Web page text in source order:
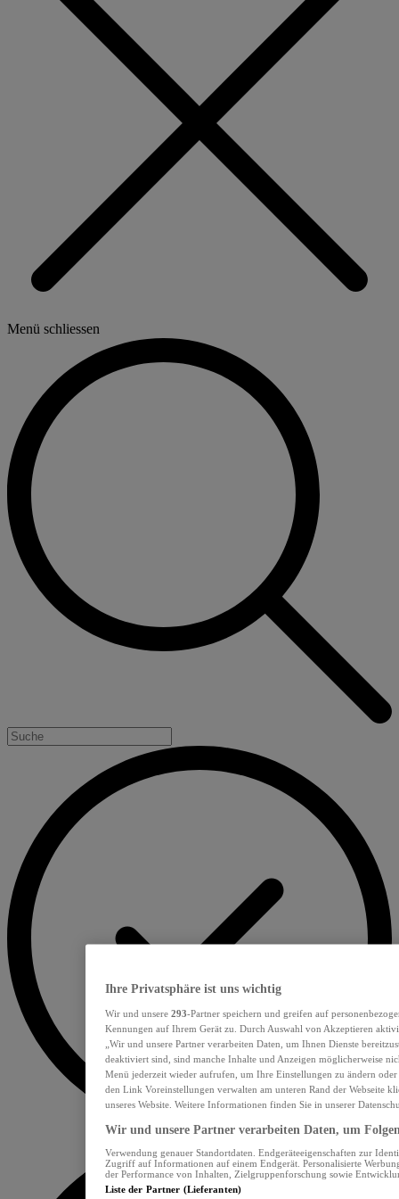
Menü schliessen
Ihre Privatsphäre ist uns wichtig
Wir und unsere 293-Partner speichern und greifen auf
Kennungen auf Ihrem Gerät zu. Durch Auswahl von Akzeptieren
„Wir und unsere Partner verarbeiten Daten, um Ihnen Dienste
deaktiviert sind, sind manche Inhalte und Anzeigen möglicherweise
Menü jederzeit wieder aufrufen, um Ihre Einstellungen zu ändern
den Link Voreinstellungen verwalten am unteren Rand der Webseite
unseres Website. Weitere Informationen finden Sie in unserer
Wir und unsere Partner verarbeiten Daten, um
Verwendung genauer Standortdaten. Endgeräteeigenschaften zur
Zugriff auf Informationen auf einem Endgerät. Personalisierte
der Performance von Inhalten, Zielgruppenforschung sowie
Liste der Partner (Lieferanten)